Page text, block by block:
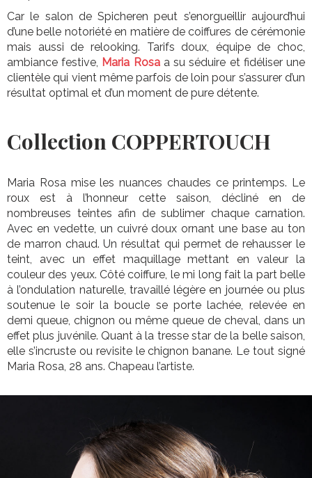
Car le salon de Spicheren peut s’enorgueillir aujourd’hui
d’une belle notoriété en matière de coiffures de cérémonie
mais aussi de relooking. Tarifs doux, équipe de choc,
ambiance festive, Maria Rosaa su séduire et fidéliser une
clientèle qui vient même parfois de loin pour s’assurer d’un
résultat optimal et d’un moment de pure détente.
Collection COPPERTOUCH
Maria Rosa mise les nuances chaudes ce printemps. Le
roux est à l’honneur cette saison, décliné en de
nombreuses teintes afin de sublimer chaque carnation.
Avec en vedette, un cuivré doux ornant une base au ton
de marron chaud. Un résultat qui permet de rehausser le
teint, avec un effet maquillage mettant en valeur la
couleur des yeux. Côté coiffure, le mi long fait la part belle
à l’ondulation naturelle, travaillé légère en journée ou plus
soutenue le soir la boucle se porte lachée, relevée en
demi queue, chignon ou même queue de cheval, dans un
effet plus juvénile. Quant à la tresse star de la belle saison,
elle s’incruste ou revisite le chignon banane. Le tout signé
Maria Rosa, 28 ans. Chapeau l’artiste.